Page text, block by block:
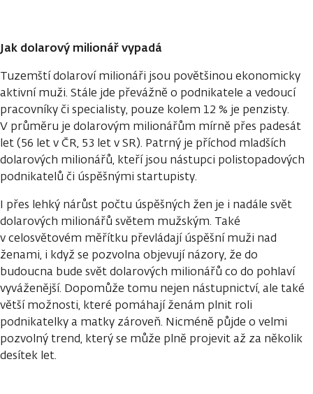
Jak dolarový milionář vypadá
Tuzemští dolaroví milionáři jsou povětšinou ekonomicky
aktivní muži. Stále jde převážně o podnikatele a vedoucí
pracovníky či specialisty, pouze kolem 12 % je penzisty.
V průměru je dolarovým milionářům mírně přes padesát
let (56 let v ČR, 53 let v SR). Patrný je příchod mladších
dolarových milionářů, kteří jsou nástupci polistopadových
podnikatelů či úspěšnými startupisty.
I přes lehký nárůst počtu úspěšných žen je i nadále svět
dolarových milionářů světem mužským. Také
v celosvětovém měřítku převládají úspěšní muži nad
ženami, i když se pozvolna objevují názory, že do
budoucna bude svět dolarových milionářů co do pohlaví
vyváženější. Dopomůže tomu nejen nástupnictví, ale také
větší možnosti, které pomáhají ženám plnit roli
podnikatelky a matky zároveň. Nicméně půjde o velmi
pozvolný trend, který se může plně projevit až za několik
desítek let.